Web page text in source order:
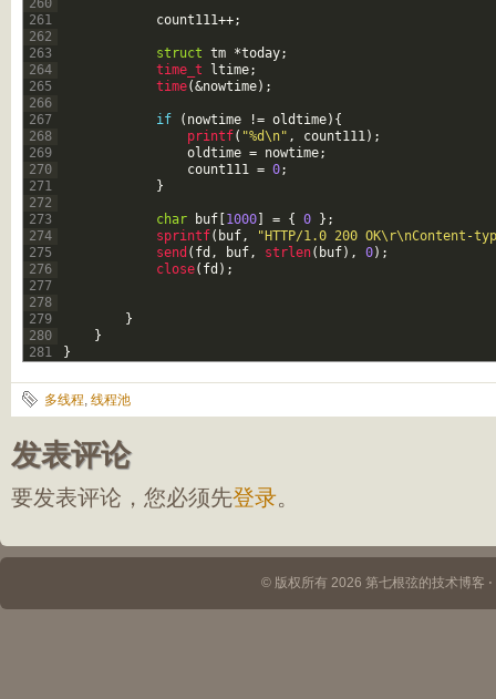
260
261
262
263
264
265
266
267
268
269
270
271
272
273
274
275
276
277
278
279
280
281
count111++;
struct tm *today;
time_t
ltime;
time(&nowtime) ;
if ( nowtime != oldtime) {
printf( "%d\n" , count111) ;
oldtime = nowtime;
count111 = 0;
}
char buf 1000 = { 0 } ;
sprintf( buf,
"HTTP/1.0 200
send ( fd , buf, strlen( buf) , 0) ;
close( fd ) ;
}
}
}
多线程, 线程池
发表评论
要发表评论，您必须先登录。
© 版权所有 2026 第七根弦的技术博客